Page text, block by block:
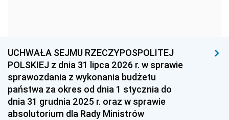
1954 1953 1952
1951 1950
1948 1947 1946
1939 1938
UCHWAŁA SEJMU RZECZYPOSPOLITEJ
POLSKIEJ z dnia 31 lipca 2026 r. w sprawie
sprawozdania z wykonania budżetu
państwa za okres od dnia 1 stycznia do
dnia 31 grudnia 2025 r. oraz w sprawie
absolutorium dla Rady Ministrów